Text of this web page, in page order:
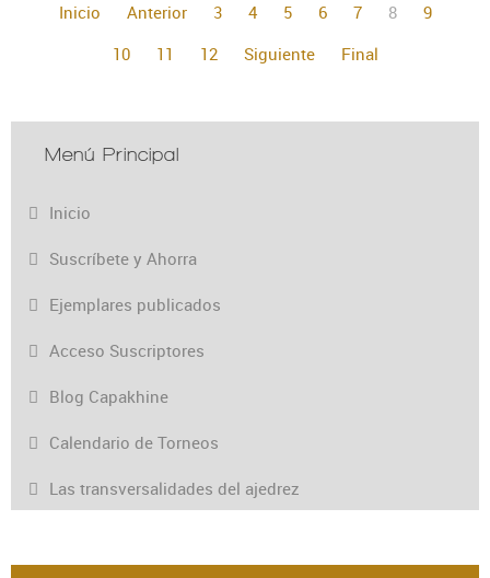
Inicio
Anterior 3 4 5 6 7 8
9
10
11 12 Siguiente Final
Menú Principal
Inicio
Suscríbete y Ahorra
Ejemplares publicados
Acceso Suscriptores
Blog Capakhine
Calendario de Torneos
Las transversalidades del ajedrez